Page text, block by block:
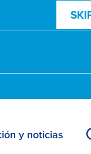
y noticias